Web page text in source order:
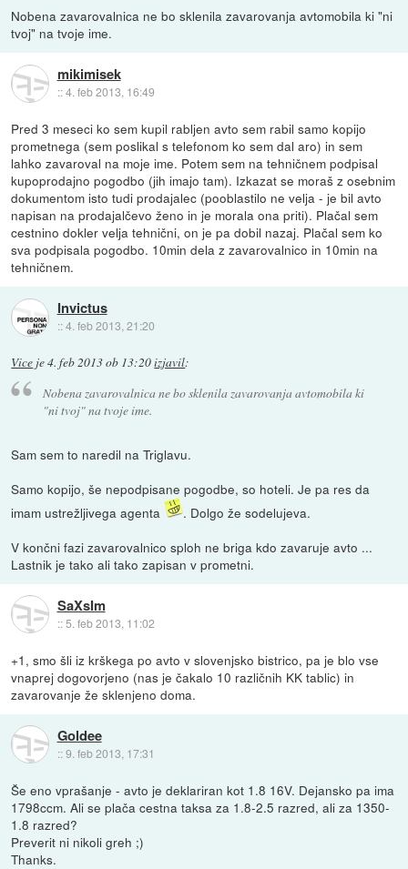
Nobena zavarovalnica ne bo sklenila zavarovanja avtomobila ki "ni
tvoj" na tvoje ime.
mikimisek
::4. feb 2013, 16:49
Pred 3 meseci ko sem kupil rabljen avto sem rabil samo kopijo
prometnega (sem poslikal s telefonom ko sem dal aro) in sem
lahko zavaroval na moje ime. Potem sem na tehničnem podpisal
kupoprodajno pogodbo (jih imajo tam). Izkazat se moraš z osebnim
dokumentom isto tudi prodajalec (pooblastilo ne velja - je bil avto
napisan na prodajalčevo ženo in je morala ona priti). Plačal sem
cestnino dokler velja tehnični, on je pa dobil nazaj. Plačal sem ko
sva podpisala pogodbo. 10min dela z zavarovalnico in 10min na
tehničnem.
Invictus
::4. feb 2013, 21:20
Vice je4. feb 2013 ob 13:20izjavil:
Nobena zavarovalnica ne bo sklenila zavarovanja avtomobila ki
"ni tvoj" na tvoje ime.
Sam sem to naredil na Triglavu.
Samo kopijo, še nepodpisane pogodbe, so hoteli. Je pa res da
imam ustrežljivega agenta
. Dolgo že sodelujeva.
V končni fazi zavarovalnico sploh ne briga kdo zavaruje avto ...
Lastnik je tako ali tako zapisan v prometni.
SaXsIm
::5. feb 2013, 11:02
+1, smo šli iz krškega po avto v slovenjsko bistrico, pa je blo vse
vnaprej dogovorjeno (nas je čakalo 10 različnih KK tablic) in
zavarovanje že sklenjeno doma.
Goldee
::9. feb 2013, 17:31
Še eno vprašanje - avto je deklariran kot 1.8 16V. Dejansko pa ima
1798ccm. Ali se plača cestna taksa za 1.8-2.5 razred, ali za 1350-
1.8 razred?
Preverit ni nikoli greh ;)
Thanks.